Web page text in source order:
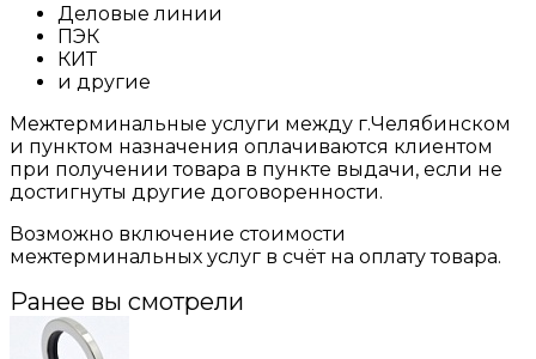
Деловые линии
ПЭК
КИТ
и другие
Межтерминальные услуги между г.Челябинском
и пунктом назначения оплачиваются клиентом
при получении товара в пункте выдачи, если не
достигнуты другие договоренности.
Возможно включение стоимости
межтерминальных услуг в счёт на оплату товара.
Ранее вы смотрели